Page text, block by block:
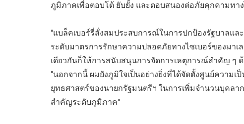
ภูมิภาคเพื่อตอบโต้ ยับยั้ง และตอบสนองต่อภัยคุกคามทาง
"แบล็คเบอร์รี่สั่งสมประสบการณ์ในการปกป้องรัฐบาลแล
ระดับมาตรการรักษาความปลอดภัยทางไซเบอร์ของมา
เดียวกันก็ให้การสนับสนุนการจัดการเหตุการณ์สำคัญ ๆ
"นอกจากนี้ ผมยังภูมิใจเป็นอย่างยิ่งที่ได้จัดตั้งศูนย์ความ
ยุทธศาสตร์ของนายกรัฐมนตรีฯ ในการเพิ่มจำนวนบุคล
สำคัญระดับภูมิภาค"